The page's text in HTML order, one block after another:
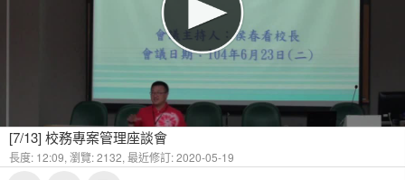
[7/13] 校務專案管理座談會
長度: 12:09, 瀏覽: 2132, 最近修訂: 2020-05-19